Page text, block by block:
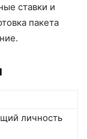
ставки и
пакета
личность